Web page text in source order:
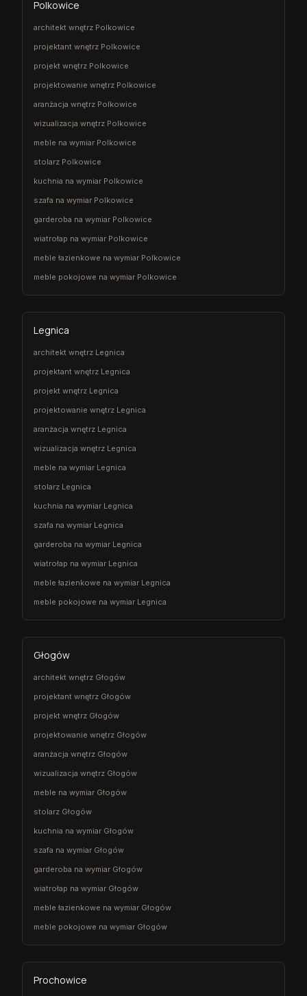
Polkowice
architekt wnętrz Polkowice
projektant wnętrz Polkowice
projekt wnętrz Polkowice
projektowanie wnętrz Polkowice
aranżacja wnętrz Polkowice
wizualizacja wnętrz Polkowice
meble na wymiar Polkowice
stolarz Polkowice
kuchnia na wymiar Polkowice
szafa na wymiar Polkowice
garderoba na wymiar Polkowice
wiatrołap na wymiar Polkowice
meble łazienkowe na wymiar Polkowice
meble pokojowe na wymiar Polkowice
Legnica
architekt wnętrz Legnica
projektant wnętrz Legnica
projekt wnętrz Legnica
projektowanie wnętrz Legnica
aranżacja wnętrz Legnica
wizualizacja wnętrz Legnica
meble na wymiar Legnica
stolarz Legnica
kuchnia na wymiar Legnica
szafa na wymiar Legnica
garderoba na wymiar Legnica
wiatrołap na wymiar Legnica
meble łazienkowe na wymiar Legnica
meble pokojowe na wymiar Legnica
Głogów
architekt wnętrz Głogów
projektant wnętrz Głogów
projekt wnętrz Głogów
projektowanie wnętrz Głogów
aranżacja wnętrz Głogów
wizualizacja wnętrz Głogów
meble na wymiar Głogów
stolarz Głogów
kuchnia na wymiar Głogów
szafa na wymiar Głogów
garderoba na wymiar Głogów
wiatrołap na wymiar Głogów
meble łazienkowe na wymiar Głogów
meble pokojowe na wymiar Głogów
Prochowice